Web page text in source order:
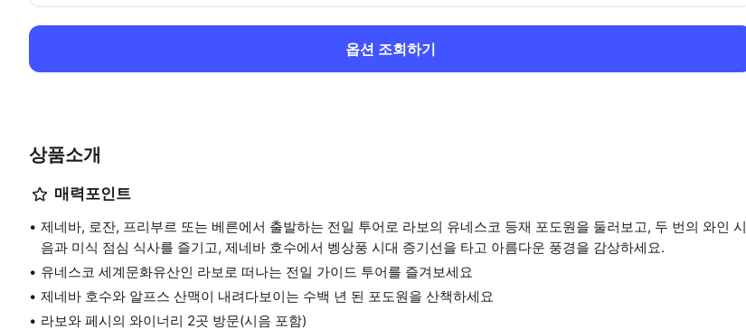
옵션 조회하기
상품소개
매력포인트
제네바, 로잔, 프리부르 또는 베른에서 출발하는 전일 투어로 라보의 유네스코 등재 포도원을 둘러보고, 두 번의 와인 시
음과 미식 점심 식사를 즐기고, 제네바 호수에서 벵상풍 시대 증기선을 타고 아름다운 풍경을 감상하세요.
유네스코 세계문화유산인 라보로 떠나는 전일 가이드 투어를 즐겨보세요
제네바 호수와 알프스 산맥이 내려다보이는 수백 년 된 포도원을 산책하세요
라보와 페시의 와이너리 2곳 방문(시음 포함)